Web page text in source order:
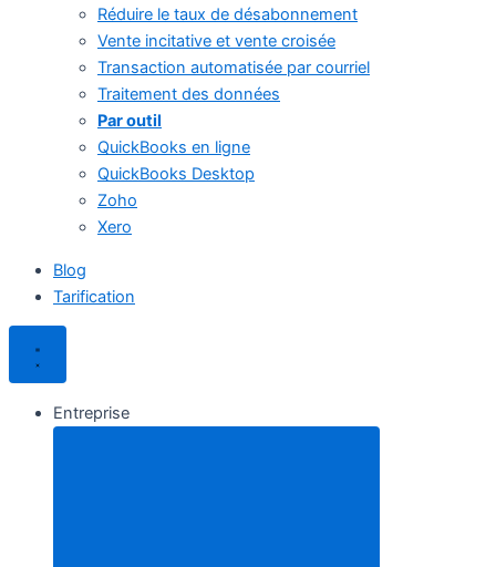
Réduire le taux de désabonnement
Vente incitative et vente croisée
Transaction automatisée par courriel
Traitement des données
Par outil
QuickBooks en ligne
QuickBooks Desktop
Zoho
Xero
Blog
Tarification
Entreprise